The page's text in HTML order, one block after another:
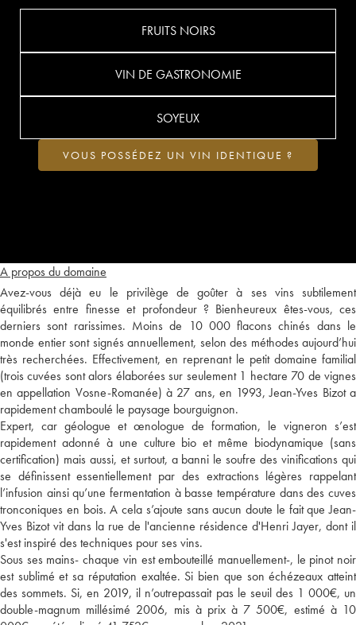
A propos du domaine
Avez-vous déjà eu le privilège de goûter à ses vins subtilement
équilibrés entre finesse et profondeur ? Bienheureux êtes-vous, ces
derniers sont rarissimes. Moins de 10 000 flacons chinés dans le
monde entier sont signés annuellement, selon des méthodes aujourd’hui
très recherchées. Effectivement, en reprenant le petit domaine familial
(trois cuvées sont alors élaborées sur seulement 1 hectare 70 de vignes
en appellation Vosne-Romanée) à 27 ans, en 1993, Jean-Yves Bizot a
rapidement chamboulé le paysage bourguignon.
Expert, car géologue et œnologue de formation, le vigneron s’est
rapidement adonné à une culture bio et même biodynamique (sans
certification) mais aussi, et surtout, a banni le soufre des vinifications qui
se définissent essentiellement par des extractions légères rappelant
l’infusion ainsi qu’une fermentation à basse température dans des cuves
tronconiques en bois. A cela s’ajoute sans aucun doute le fait que Jean-
Yves Bizot vit dans la rue de l'ancienne résidence d'Henri Jayer, dont il
s'est inspiré des techniques pour ses vins.
Sous ses mains- chaque vin est embouteillé manuellement-, le pinot noir
est sublimé et sa réputation exaltée. Si bien que son échézeaux atteint
des sommets. Si, en 2019, il n’outrepassait pas le seuil des 1 000€, un
double-magnum millésimé 2006, mis à prix à 7 500€, estimé à 10
FRUITS NOIRS
VIN DE GASTRONOMIE
SOYEUX
VOUS POSSÉDEZ UN VIN IDENTIQUE ?